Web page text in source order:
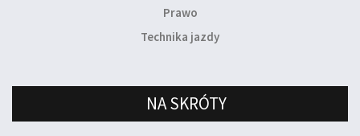
Prawo
Technika jazdy
NA SKRÓTY